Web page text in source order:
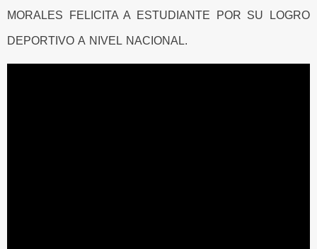
MORALES FELICITA A ESTUDIANTE POR SU LOGRO
DEPORTIVO A NIVEL NACIONAL.